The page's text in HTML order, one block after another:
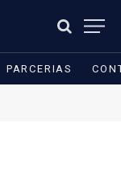
PARCERIAS